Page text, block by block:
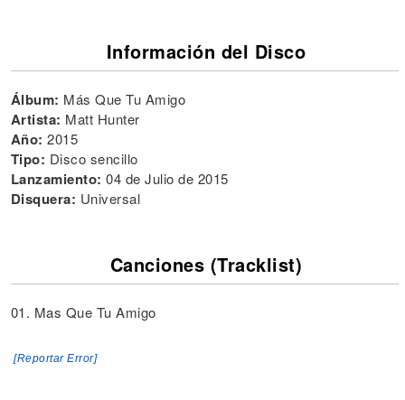
Información del Disco
Álbum: Más Que Tu Amigo
Artista: Matt Hunter
Año: 2015
Tipo: Disco sencillo
Lanzamiento: 04 de Julio de 2015
Disquera: Universal
Canciones (Tracklist)
01. Mas Que Tu Amigo
[Reportar Error]